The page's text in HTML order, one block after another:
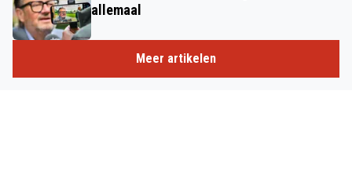
allemaal
Meer artikelen